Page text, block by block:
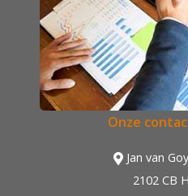
Onze
Jan van
2102 CB